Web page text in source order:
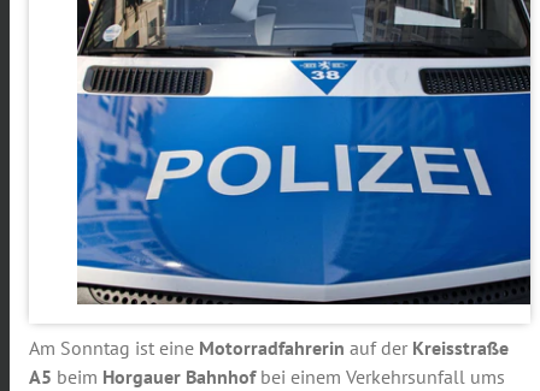
Am Sonntag ist eine Motorradfahrerin auf der Kreisstraße
A5 beim Horgauer Bahnhofbei einem Verkehrsunfall ums